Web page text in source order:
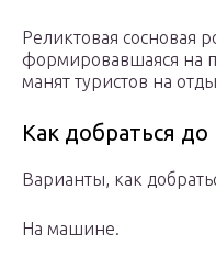
Реликтовая сосновая
формировавшаяся на
манят туристов на
Как добраться
Варианты, как
На машине.